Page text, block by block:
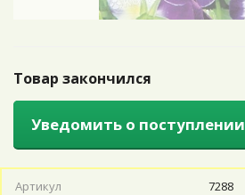
Товар закончился
Уведомить о поступлении
Артикул
7288